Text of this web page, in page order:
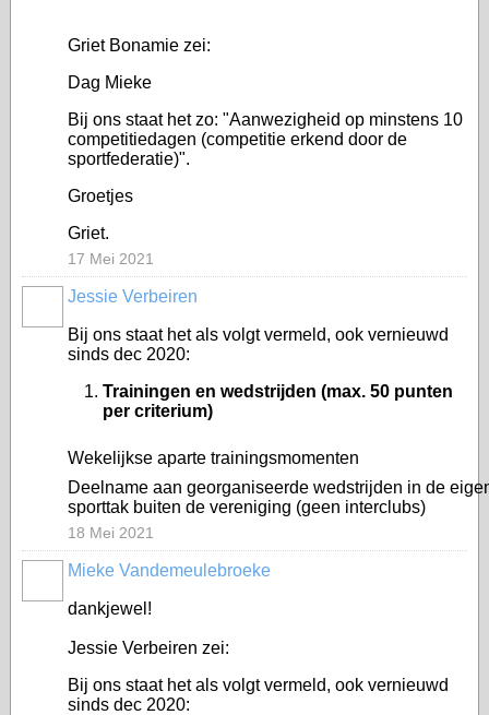
Griet Bonamie zei:
Dag Mieke
Bij ons staat het zo: "Aanwezigheid op minstens 10
competitiedagen (competitie erkend door de
sportfederatie)".
Groetjes
Griet.
17 Mei 2021
Jessie Verbeiren
Bij ons staat het als volgt vermeld, ook vernieuwd
sinds dec 2020:
Trainingen en wedstrijden (max. 50 punten
per criterium)
Wekelijkse aparte trainingsmomenten
Deelname aan georganiseerde wedstrijden in de
sporttak buiten de vereniging (geen interclubs)
18 Mei 2021
Mieke Vandemeulebroeke
dankjewel!
Jessie Verbeiren zei:
Bij ons staat het als volgt vermeld, ook vernieuwd
sinds dec 2020: